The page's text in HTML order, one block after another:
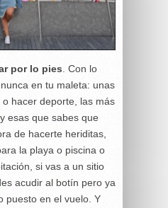
por lo pies . Con lo
en tu maleta: unas
hacer deporte, las más
esas que sabes que
de hacerte heriditas,
la playa o piscina o
si vas a un sitio
acudir al botín pero ya
puesto en el vuelo. Y